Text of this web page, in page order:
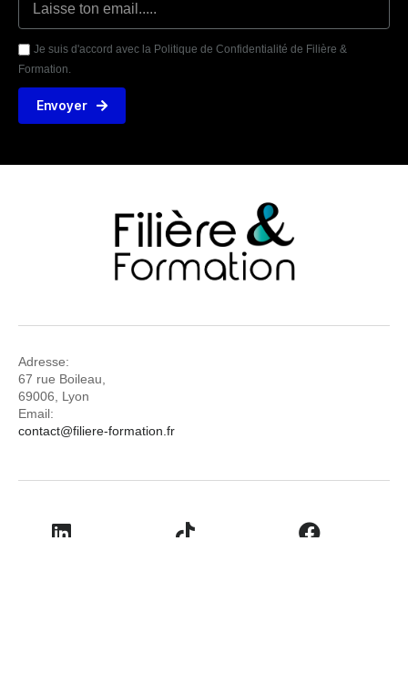
Je suis d'accord avec la Politique de Confidentialité de Filière &
Formation.
Envoyer
Adresse:
67 rue Boileau,
69006, Lyon
Email:
contact@filiere-formation.fr